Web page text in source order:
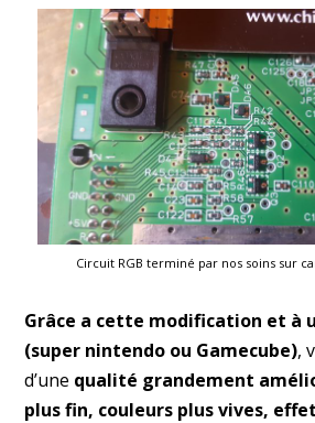
Circuit RGB terminé par nos soins sur
Grâce a cette modification et à
(super nintendo ou Gamecube),
d’une qualité grandement
plus fin, couleurs plus vives,